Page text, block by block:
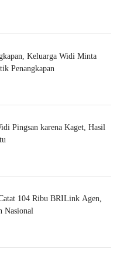
Keluarga Widi Minta
Penangkapan
Pingsan karena Kaget, Hasil
104 Ribu BRILink Agen,
Nasional